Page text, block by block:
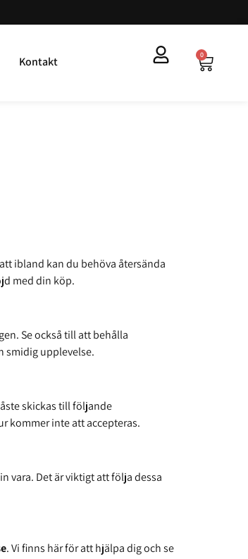
Kontakt 0
ibland kan du behöva återsända
med din köp.
Se också till att behålla
smidig upplevelse.
skickas till följande
kommer inte att accepteras.
vara. Det är viktigt att följa dessa
. Vi finns här för att hjälpa dig och se